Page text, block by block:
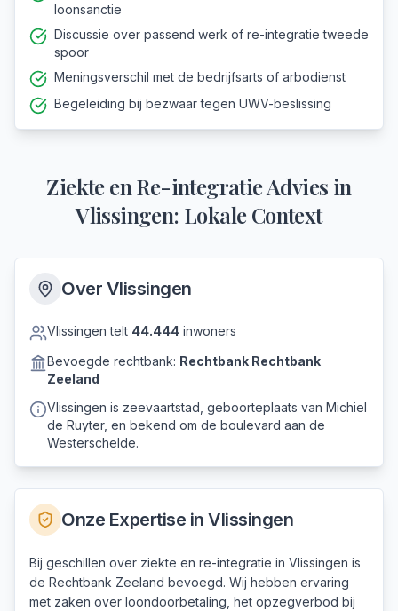
loonsanctie
Discussie over passend werk of re-integratie tweede
spoor
Meningsverschil met de bedrijfsarts of arbodienst
Begeleiding bij bezwaar tegen UWV-beslissing
Ziekte en Re-integratie Advies in
Vlissingen: Lokale Context
Over Vlissingen
Vlissingen telt 44.444 inwoners
Bevoegde rechtbank: Rechtbank Rechtbank
Zeeland
Vlissingen is zeevaartstad, geboorteplaats van Michiel
de Ruyter, en bekend om de boulevard aan de
Westerschelde.
Onze Expertise in Vlissingen
Bij geschillen over ziekte en re-integratie in Vlissingen is
de Rechtbank Zeeland bevoegd. Wij hebben ervaring
met zaken over loondoorbetaling, het opzegverbod bij